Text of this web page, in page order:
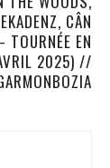
CÂN
TOURNÉE EN
2025) //